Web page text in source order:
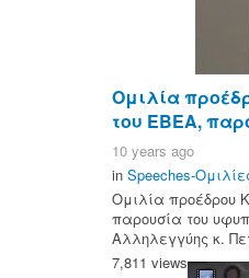
Ομιλία
του ΕΒΕΑ,
10 years ago
in Speeches-
Ομιλία προέδρου
παρουσία του
Αλληλεγγύης κ.
7,811 views